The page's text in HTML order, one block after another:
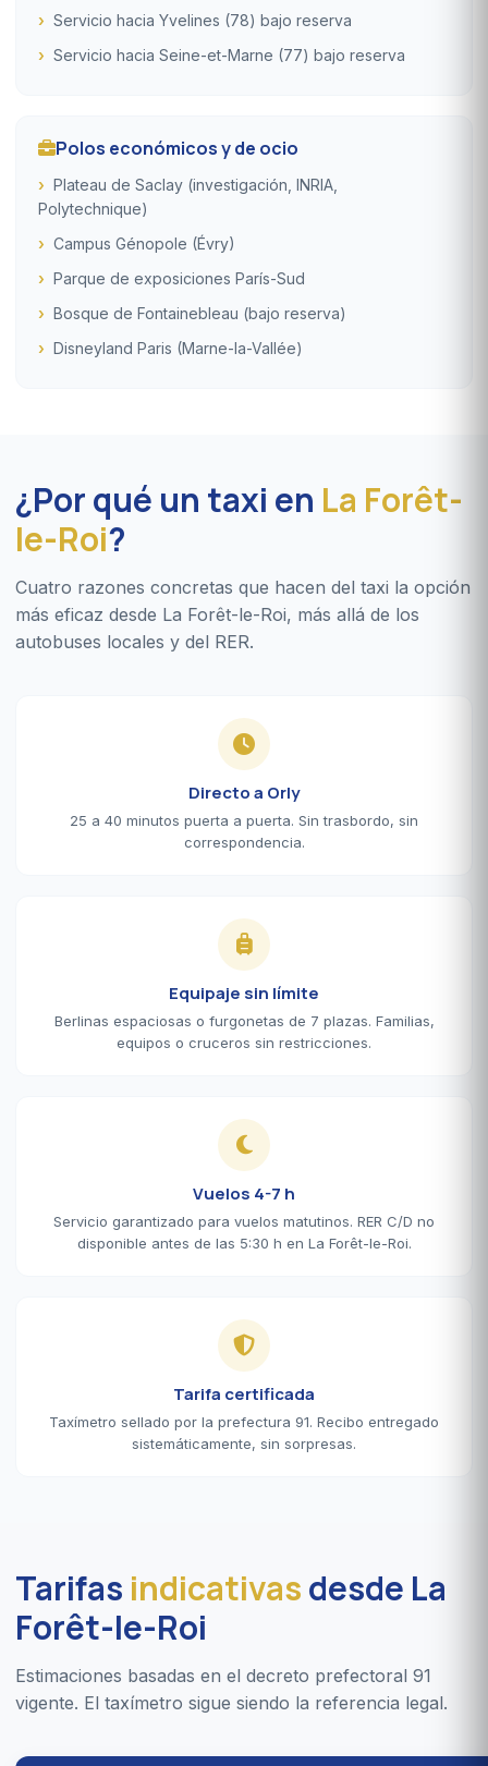
Servicio hacia Yvelines (78) bajo reserva
Servicio hacia Seine-et-Marne (77) bajo reserva
Polos económicos y de ocio
Plateau de Saclay (investigación, INRIA,
Polytechnique)
Campus Génopole (Évry)
Parque de exposiciones París-Sud
Bosque de Fontainebleau (bajo reserva)
Disneyland Paris (Marne-la-Vallée)
¿Por qué un taxi en La Forêt-
le-Roi?
Cuatro razones concretas que hacen del taxi la opción
más eficaz desde La Forêt-le-Roi, más allá de los
autobuses locales y del RER.
Directo a Orly
25 a 40 minutos puerta a puerta. Sin trasbordo, sin
correspondencia.
Equipaje sin límite
Berlinas espaciosas o furgonetas de 7 plazas. Familias,
equipos o cruceros sin restricciones.
Vuelos 4-7 h
Servicio garantizado para vuelos matutinos. RER C/D no
disponible antes de las 5:30 h en La Forêt-le-Roi.
Tarifa certificada
Taxímetro sellado por la prefectura 91. Recibo entregado
sistemáticamente, sin sorpresas.
Tarifas indicativasdesde La
Forêt-le-Roi
Estimaciones basadas en el decreto prefectoral 91
vigente. El taxímetro sigue siendo la referencia legal.